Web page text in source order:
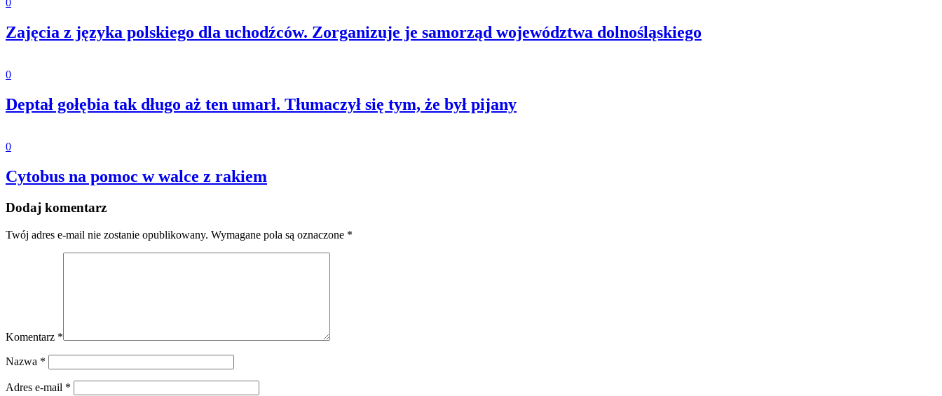
0
Zajęcia z języka polskiego dla uchodźców. Zorganizuje je samorząd województwa dolnośląskiego
0
Deptał gołębia tak długo aż ten umarł. Tłumaczył się tym, że był pijany
0
Cytobus na pomoc w walce z rakiem
Dodaj komentarz
Twój adres e-mail nie zostanie opublikowany. Wymagane pola są oznaczone *
Komentarz *
Nazwa *
Adres e-mail *